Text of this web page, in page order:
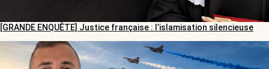
[GRANDE ENQUÊTE] Justice française : l’islamisation silencieuse